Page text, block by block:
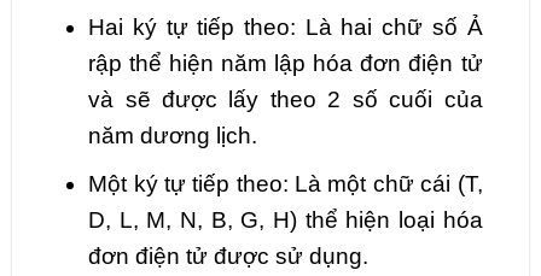
Hai ký tự tiếp theo: Là hai chữ số Ả
rập thể hiện năm lập hóa đơn điện tử
và sẽ được lấy theo 2 số cuối của
năm dương lịch.
Một ký tự tiếp theo: Là một chữ cái (T,
D, L, M, N, B, G, H) thể hiện loại hóa
đơn điện tử được sử dụng.